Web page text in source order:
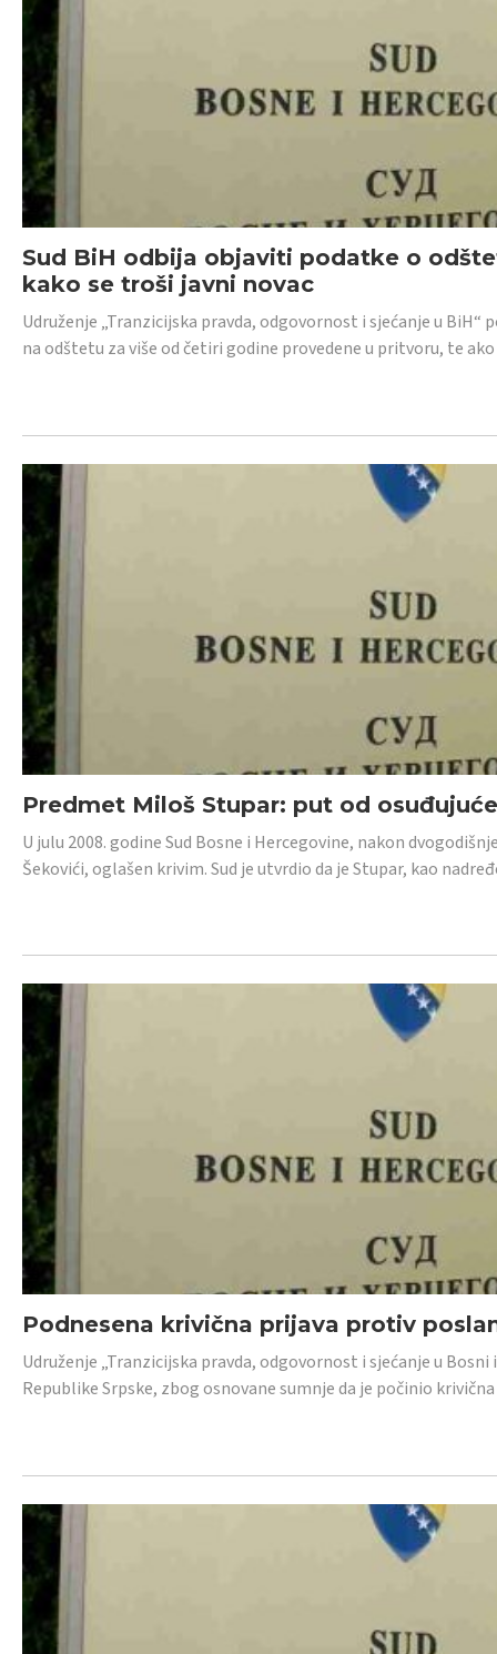
Sud BiH odbija objaviti podatke o
kako se troši javni novac
Udruženje „Tranzicijska pravda, odgovornost i sjećanje u
na odštetu za više od četiri godine provedene u pritvoru, te
Predmet Miloš Stupar: put od
U julu 2008. godine Sud Bosne i Hercegovine, nakon
Šekovići, oglašen krivim. Sud je utvrdio da je Stupar, kao
Podnesena krivična prijava protiv
Udruženje „Tranzicijska pravda, odgovornost i sjećanje u
Republike Srpske, zbog osnovane sumnje da je počinio